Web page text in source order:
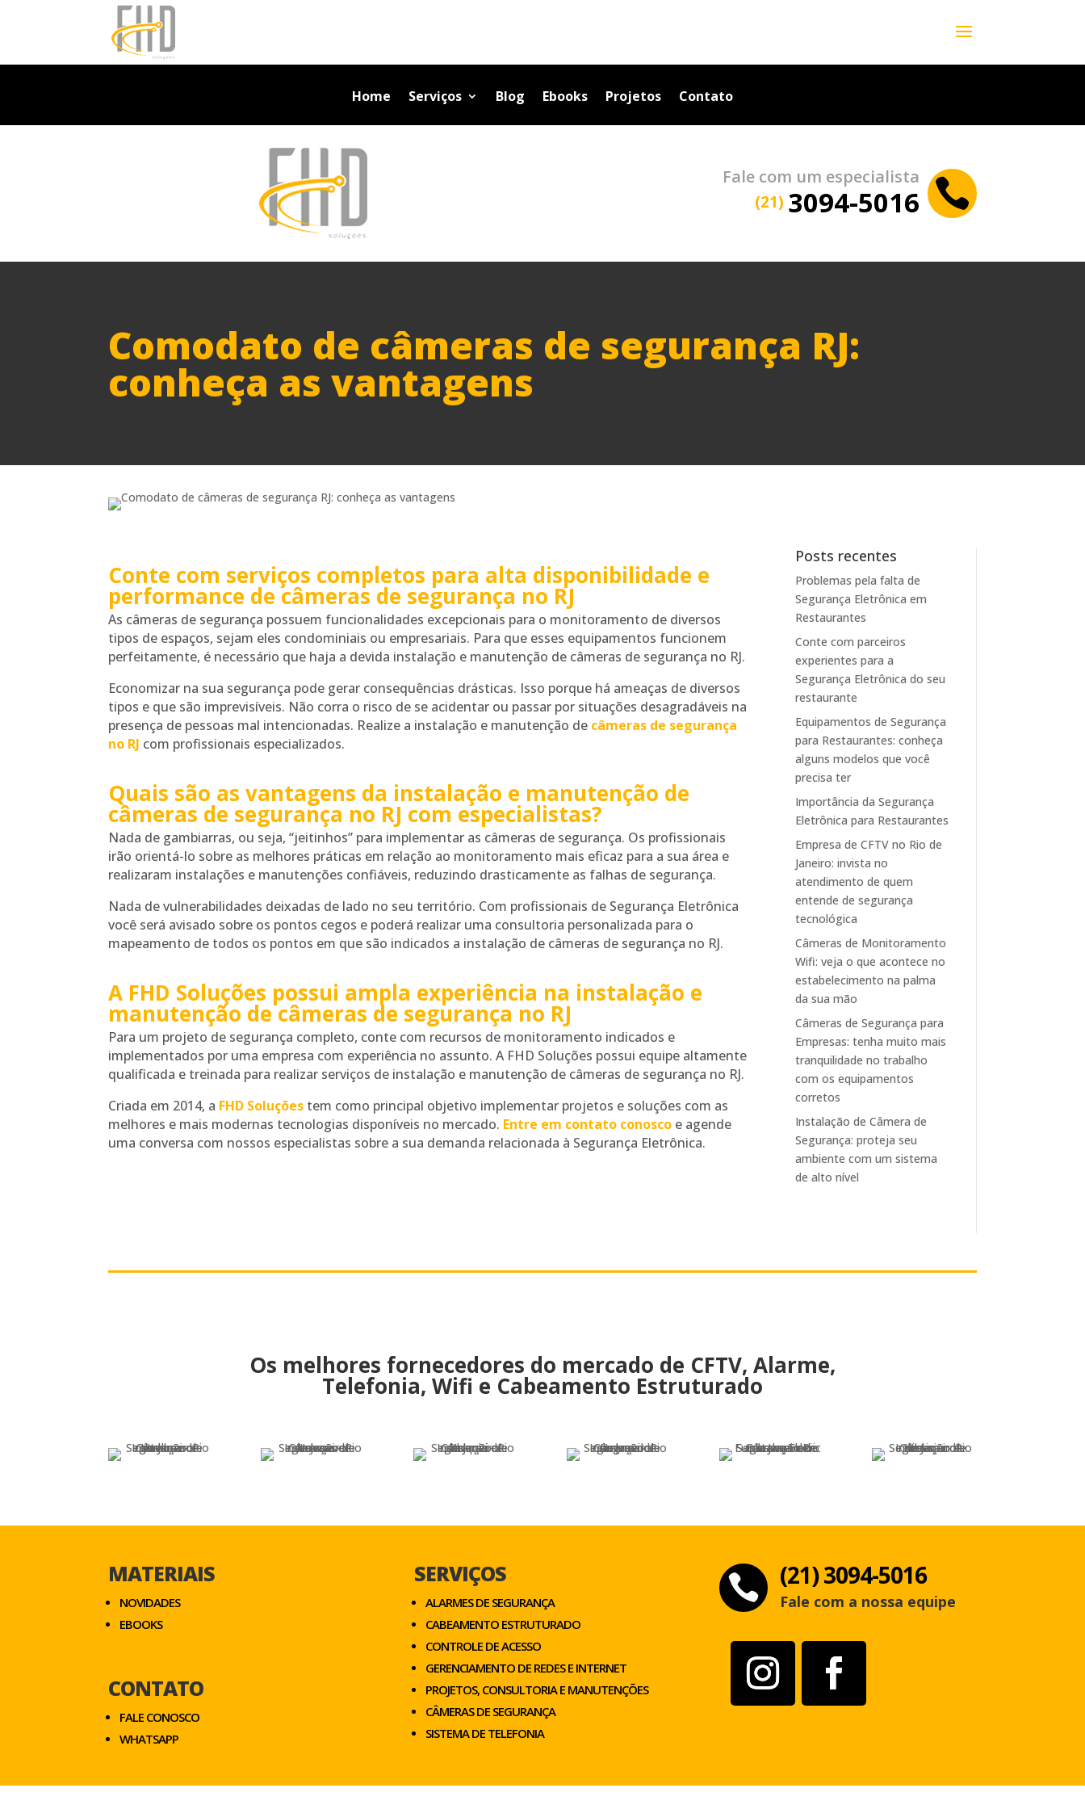
Home Serviços Blog Ebooks Projetos Contato

Fale com um especialista
(21) 3094-5016
Comodato de câmeras de segurança RJ:
conheça as vantagens
Conte com serviços completos para alta disponibilidade e
performance de câmeras de segurança no RJ
As câmeras de segurança possuem funcionalidades excepcionais para o monitoramento de diversos
tipos de espaços, sejam eles condominiais ou empresariais. Para que esses equipamentos funcionem
perfeitamente, é necessário que haja a devida instalação e manutenção de câmeras de segurança no RJ.
Economizar na sua segurança pode gerar consequências drásticas. Isso porque há ameaças de diversos
tipos e que são imprevisíveis. Não corra o risco de se acidentar ou passar por situações desagradáveis na
presença de pessoas mal intencionadas. Realize a instalação e manutenção de câmeras de segurança
no RJ com profissionais especializados.
Quais são as vantagens da instalação e manutenção de
câmeras de segurança no RJ com especialistas?
Nada de gambiarras, ou seja, “jeitinhos” para implementar as câmeras de segurança. Os profissionais
irão orientá-lo sobre as melhores práticas em relação ao monitoramento mais eficaz para a sua área e
realizaram instalações e manutenções confiáveis, reduzindo drasticamente as falhas de segurança.
Nada de vulnerabilidades deixadas de lado no seu território. Com profissionais de Segurança Eletrônica
você será avisado sobre os pontos cegos e poderá realizar uma consultoria personalizada para o
mapeamento de todos os pontos em que são indicados a instalação de câmeras de segurança no RJ.
A FHD Soluções possui ampla experiência na instalação e
manutenção de câmeras de segurança no RJ
Para um projeto de segurança completo, conte com recursos de monitoramento indicados e
implementados por uma empresa com experiência no assunto. A FHD Soluções possui equipe altamente
qualificada e treinada para realizar serviços de instalação e manutenção de câmeras de segurança no RJ.
Criada em 2014, a FHD Soluções tem como principal objetivo implementar projetos e soluções com as
melhores e mais modernas tecnologias disponíveis no mercado. Entre em contato conosco e agende
uma conversa com nossos especialistas sobre a sua demanda relacionada à Segurança Eletrônica.
Posts recentes
Problemas pela falta de
Segurança Eletrônica em
Restaurantes
Conte com parceiros
experientes para a
Segurança Eletrônica do seu
restaurante
Equipamentos de Segurança
para Restaurantes: conheça
alguns modelos que você
precisa ter
Importância da Segurança
Eletrônica para Restaurantes
Empresa de CFTV no Rio de
Janeiro: invista no
atendimento de quem
entende de segurança
tecnológica
Câmeras de Monitoramento
Wifi: veja o que acontece no
estabelecimento na palma
da sua mão
Câmeras de Segurança para
Empresas: tenha muito mais
tranquilidade no trabalho
com os equipamentos
corretos
Instalação de Câmera de
Segurança: proteja seu
ambiente com um sistema
de alto nível
Os melhores fornecedores do mercado de CFTV, Alarme,
Telefonia, Wifi e Cabeamento Estruturado
MATERIAIS
NOVIDADES
EBOOKS
CONTATO
FALE CONOSCO
WHATSAPP
SERVIÇOS
ALARMES DE SEGURANÇA
CABEAMENTO ESTRUTURADO
CONTROLE DE ACESSO
GERENCIAMENTO DE REDES E INTERNET
PROJETOS, CONSULTORIA E MANUTENÇÕES
CÂMERAS DE SEGURANÇA
SISTEMA DE TELEFONIA
 (21) 3094-5016
Fale com a nossa equipe